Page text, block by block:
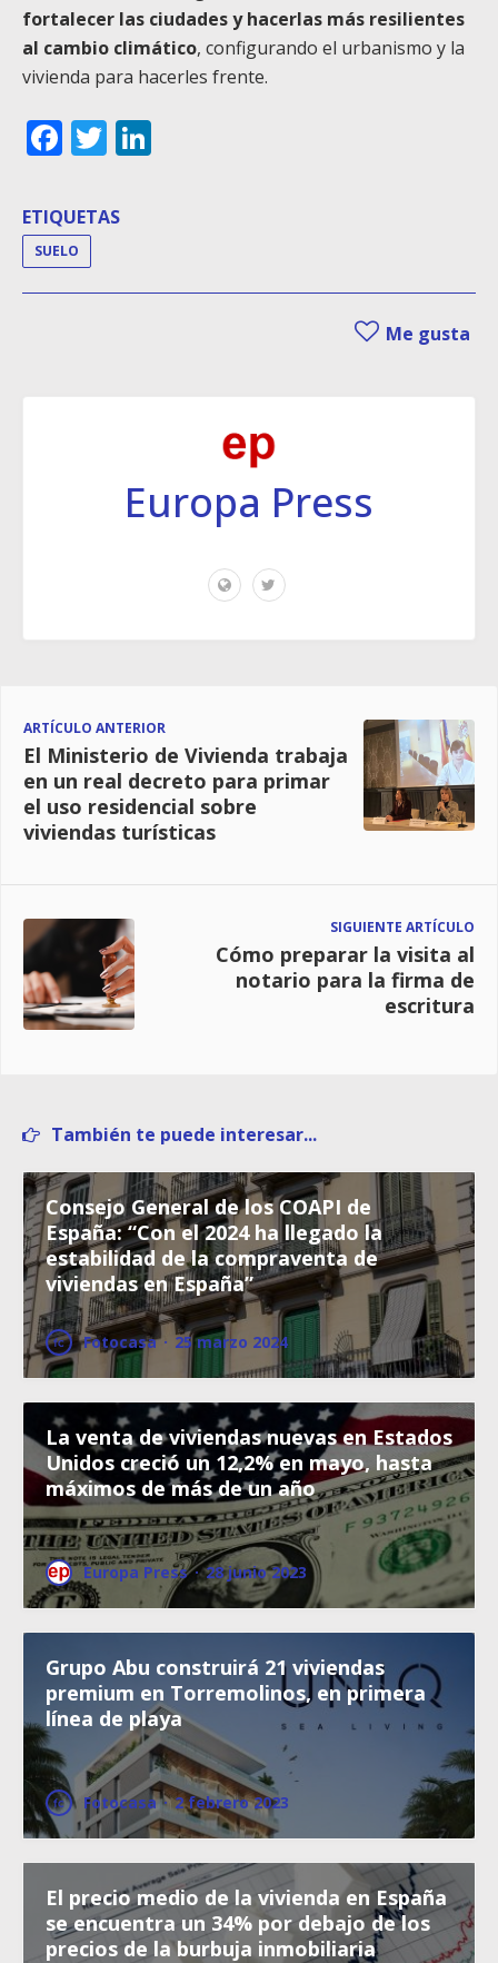
fortalecer las ciudades y hacerlas más resilientes
al cambio climático, configurando el urbanismo y la
vivienda para hacerles frente.
Facebook
Twitter
ETIQUETAS
SUELO
Me gusta
Europa Press
ARTÍCULO ANTERIOR
El Ministerio de Vivienda trabaja
en un real decreto para primar
el uso residencial sobre
viviendas turísticas
SIGUIENTE ARTÍCULO
Cómo preparar la visita al
notario para la firma de
escritura
También te puede interesar...
Consejo General de los COAPI de
España: “Con el 2024 ha llegado la
estabilidad de la compraventa de
viviendas en España”
Fotocasa · 25 marzo 2024
La venta de viviendas nuevas en Estados
Unidos creció un 12,2% en mayo, hasta
máximos de más de un año
Europa Press · 28 junio 2023
Grupo Abu construirá 21 viviendas
premium en Torremolinos, en primera
línea de playa
Fotocasa · 2 febrero 2023
El precio medio de la vivienda en España
se encuentra un 34% por debajo de los
precios de la burbuja inmobiliaria